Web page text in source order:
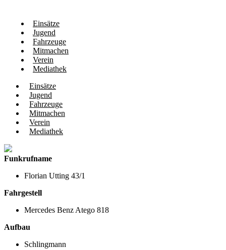
Einsätze
Jugend
Fahrzeuge
Mitmachen
Verein
Mediathek
Einsätze
Jugend
Fahrzeuge
Mitmachen
Verein
Mediathek
Funkrufname
Florian Utting 43/1
Fahrgestell
Mercedes Benz Atego 818
Aufbau
Schlingmann